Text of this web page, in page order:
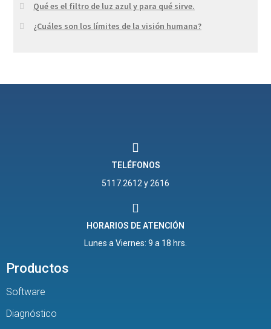
Qué es el filtro de luz azul y para qué sirve.
¿Cuáles son los límites de la visión humana?
TELÉFONOS
5117.2612 y 2616
HORARIOS DE ATENCIÓN
Lunes a Viernes: 9 a 18 hrs.
Productos
Software
Diagnóstico